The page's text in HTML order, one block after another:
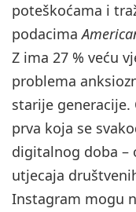
poteškoćama i
podacima
Z ima 27 % veću
problema
starije generacije.
prva koja se
digitalnog doba –
utjecaja
Instagram mogu